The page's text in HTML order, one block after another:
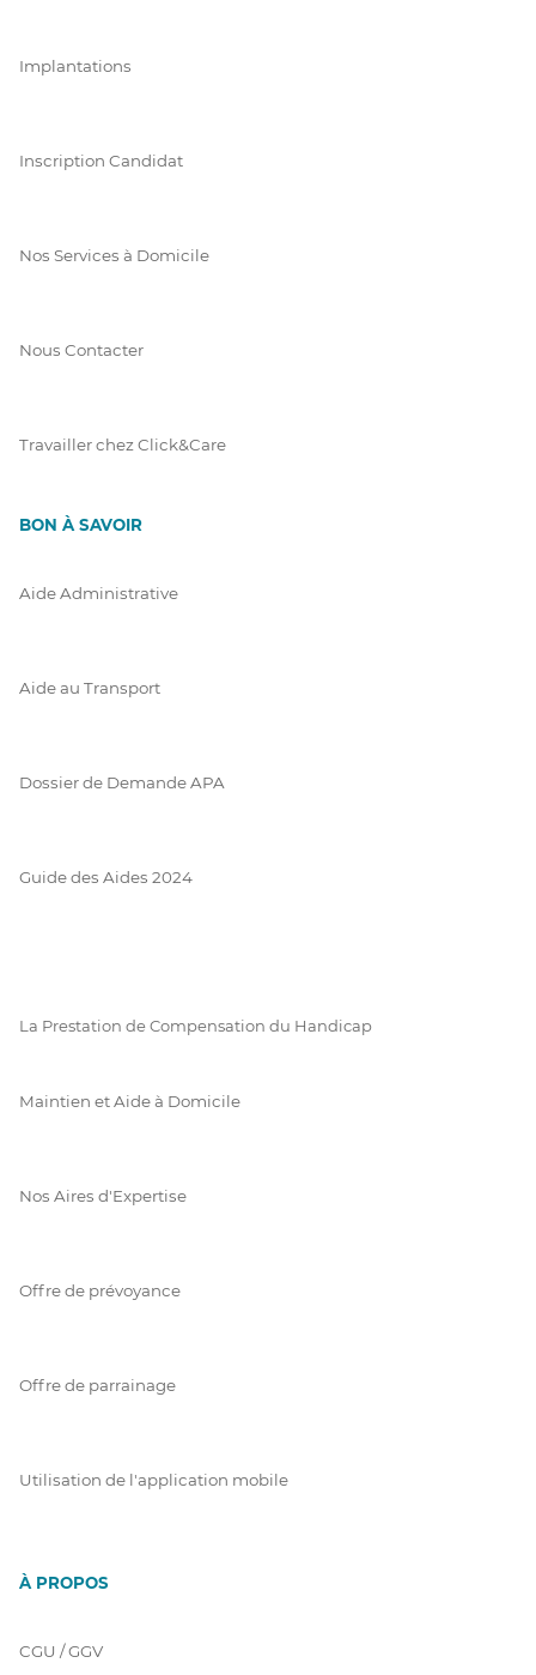
Implantations
Inscription Candidat
Nos Services à Domicile
Nous Contacter
Travailler chez Click&Care
BON À SAVOIR
Aide Administrative
Aide au Transport
Dossier de Demande APA
Guide des Aides 2024
La Prestation de Compensation du Handicap
Maintien et Aide à Domicile
Nos Aires d'Expertise
Offre de prévoyance
Offre de parrainage
Utilisation de l'application mobile
À PROPOS
CGU / GGV